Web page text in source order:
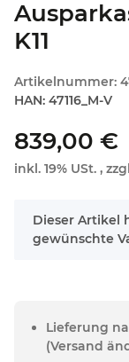
K11
Artikelnummer:
HAN: 47116_M-V
839,00 €
inkl. 19% USt. ,
x
Dieser Artikel
gewünschte
Lieferung
(Versand